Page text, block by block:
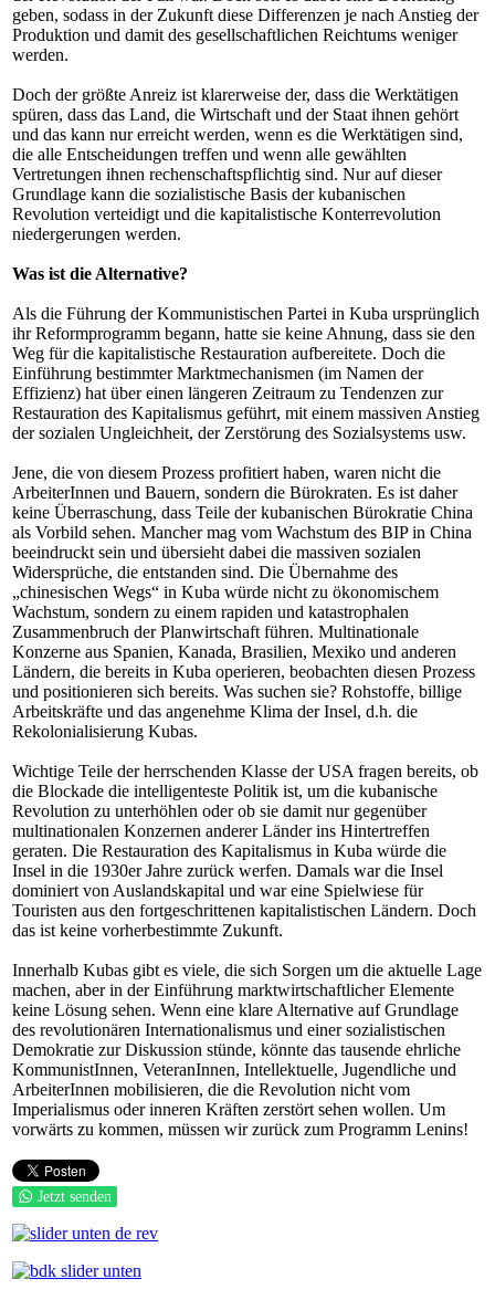
geben, sodass in der Zukunft diese Differenzen je nach Anstieg der
Produktion und damit des gesellschaftlichen Reichtums weniger
werden.
Doch der größte Anreiz ist klarerweise der, dass die Werktätigen
spüren, dass das Land, die Wirtschaft und der Staat ihnen gehört
und das kann nur erreicht werden, wenn es die Werktätigen sind,
die alle Entscheidungen treffen und wenn alle gewählten
Vertretungen ihnen rechenschaftspflichtig sind. Nur auf dieser
Grundlage kann die sozialistische Basis der kubanischen
Revolution verteidigt und die kapitalistische Konterrevolution
niedergerungen werden.
Was ist die Alternative?
Als die Führung der Kommunistischen Partei in Kuba ursprünglich
ihr Reformprogramm begann, hatte sie keine Ahnung, dass sie den
Weg für die kapitalistische Restauration aufbereitete. Doch die
Einführung bestimmter Marktmechanismen (im Namen der
Effizienz) hat über einen längeren Zeitraum zu Tendenzen zur
Restauration des Kapitalismus geführt, mit einem massiven Anstieg
der sozialen Ungleichheit, der Zerstörung des Sozialsystems usw.
Jene, die von diesem Prozess profitiert haben, waren nicht die
ArbeiterInnen und Bauern, sondern die Bürokraten. Es ist daher
keine Überraschung, dass Teile der kubanischen Bürokratie China
als Vorbild sehen. Mancher mag vom Wachstum des BIP in China
beeindruckt sein und übersieht dabei die massiven sozialen
Widersprüche, die entstanden sind. Die Übernahme des
„chinesischen Wegs“ in Kuba würde nicht zu ökonomischem
Wachstum, sondern zu einem rapiden und katastrophalen
Zusammenbruch der Planwirtschaft führen. Multinationale
Konzerne aus Spanien, Kanada, Brasilien, Mexiko und anderen
Ländern, die bereits in Kuba operieren, beobachten diesen Prozess
und positionieren sich bereits. Was suchen sie? Rohstoffe, billige
Arbeitskräfte und das angenehme Klima der Insel, d.h. die
Rekolonialisierung Kubas.
Wichtige Teile der herrschenden Klasse der USA fragen bereits, ob
die Blockade die intelligenteste Politik ist, um die kubanische
Revolution zu unterhöhlen oder ob sie damit nur gegenüber
multinationalen Konzernen anderer Länder ins Hintertreffen
geraten. Die Restauration des Kapitalismus in Kuba würde die
Insel in die 1930er Jahre zurück werfen. Damals war die Insel
dominiert von Auslandskapital und war eine Spielwiese für
Touristen aus den fortgeschrittenen kapitalistischen Ländern. Doch
das ist keine vorherbestimmte Zukunft.
Innerhalb Kubas gibt es viele, die sich Sorgen um die aktuelle Lage
machen, aber in der Einführung marktwirtschaftlicher Elemente
keine Lösung sehen. Wenn eine klare Alternative auf Grundlage
des revolutionären Internationalismus und einer sozialistischen
Demokratie zur Diskussion stünde, könnte das tausende ehrliche
KommunistInnen, VeteranInnen, Intellektuelle, Jugendliche und
ArbeiterInnen mobilisieren, die die Revolution nicht vom
Imperialismus oder inneren Kräften zerstört sehen wollen. Um
vorwärts zu kommen, müssen wir zurück zum Programm Lenins!
Jetzt senden